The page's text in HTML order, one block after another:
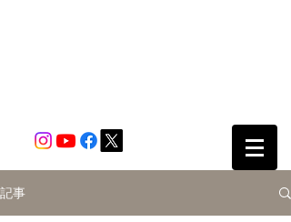
記事